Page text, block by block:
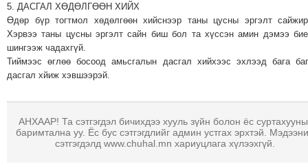
ЭРГЭН
ТОЙРОНД
"ОУВС"-
ИЙН
ТОЙРОНД
"ЖИ
ТАЙМ"ЫН
5. ДАСГАЛ ХӨДӨЛГӨӨН ХИЙХ
Өдөр бүр тогтмол хөдөлгөөн хийснээр таны цусны эргэлт
Хэрвээ таны цусны эргэлт сайн биш бол та хүссэн амин дэмээ
шингээж чадахгүй.
Тиймээс өглөө босоод амьсгалын дасгал хийхээс эхлээд бага
дасгал хйиж хэвшээрэй.
АНХААР! Та сэтгэгдэл бичихдээ хууль зүйн болон ёс
баримтална уу. Ёс бус сэтгэгдлийг админ устгах эрхтэй.
сэтгэгдэлд www.chuhal.mn хариуцлага хүлээхгүй.